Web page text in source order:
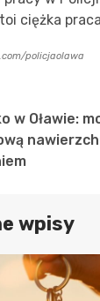
ciężka
policjaolawa
w Oławie:
wpisy